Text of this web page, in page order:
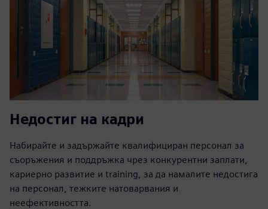
Недостиг на кадри
Набирайте и задържайте квалифициран персонал за
съоръжения и поддръжка чрез конкурентни заплати,
кариерно развитие и training, за да намалите недостига
на персонал, тежките натоварвания и
неефективността.